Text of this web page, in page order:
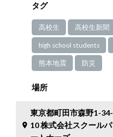
タグ
高校生 高校生新聞
high school students
熊本地震 防災
場所
place
東京都町田市森野1-34-
10 株式会社スクールパ